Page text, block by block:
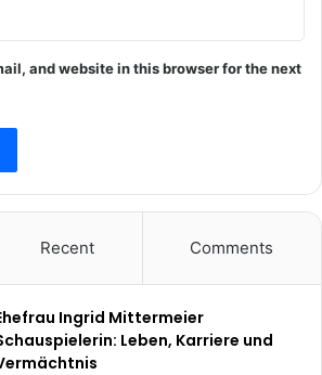
and website in this browser for the next
Recent Comments
Ingrid Mittermeier
Leben, Karriere und